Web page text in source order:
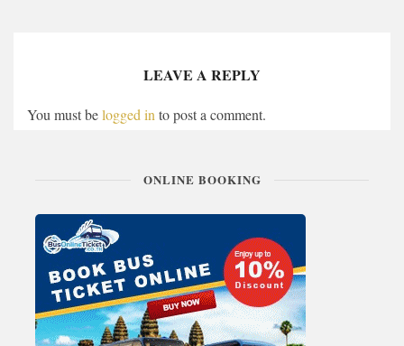
LEAVE A REPLY
You must belogged in to post a comment.
ONLINE BOOKING